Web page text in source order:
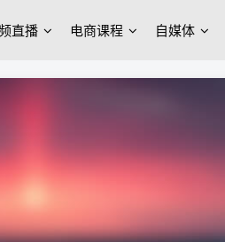
直播 电商课程 自媒体